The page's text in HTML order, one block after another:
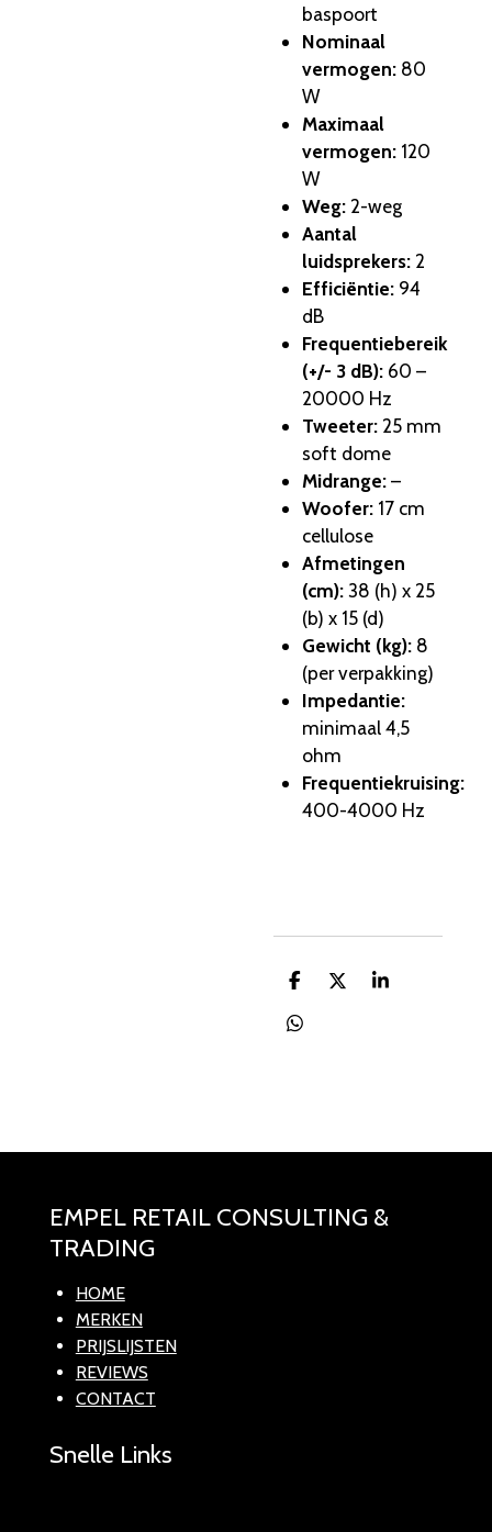
baspoort
Nominaal
vermogen: 80
W
Maximaal
vermogen: 120
W
Weg: 2-weg
Aantal
luidsprekers: 2
Efficiëntie: 94
dB
Frequentiebereik
(+/- 3 dB): 60 –
20000 Hz
Tweeter: 25 mm
soft dome
Midrange:–
Woofer: 17 cm
cellulose
Afmetingen
(cm):38 (h) x 25
(b) x 15 (d)
Gewicht (kg): 8
(per verpakking)
Impedantie:
minimaal 4,5
ohm
Frequentiekruising:
400-4000 Hz
D
l
D
S
D
EMPEL RETAIL CONSULTING &
TRADING
HOME
MERKEN
PRIJSLIJSTEN
REVIEWS
CONTACT
Snelle Links